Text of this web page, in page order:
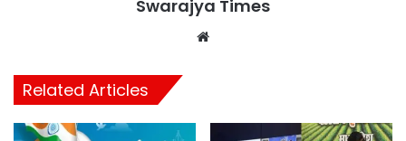
Swarajya Times
Related Articles